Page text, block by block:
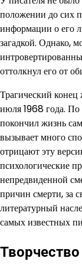
положении до сих
информации о его
загадкой. Однако,
оттолкнул его от
Трагический
июля 1968 года. По
покончил жизнь
вызывает много
отрицают эту
психологические
непредвиденной
причин смерти, за
литературный
самых известных
Творчество